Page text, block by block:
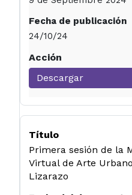
24/10/24
Descargar
Primera sesión de la
Virtual de Arte
Lizarazo